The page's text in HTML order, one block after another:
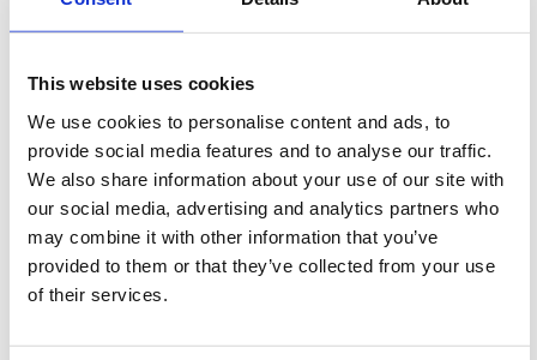
This website uses cookies
We use cookies to personalise content and ads, to
provide social media features and to analyse our traffic.
We also share information about your use of our site with
our social media, advertising and analytics partners who
may combine it with other information that you’ve
provided to them or that they’ve collected from your use
of their services.
Onze ervaring bij Searchlab: wat
50+ AI-tools ons leerden